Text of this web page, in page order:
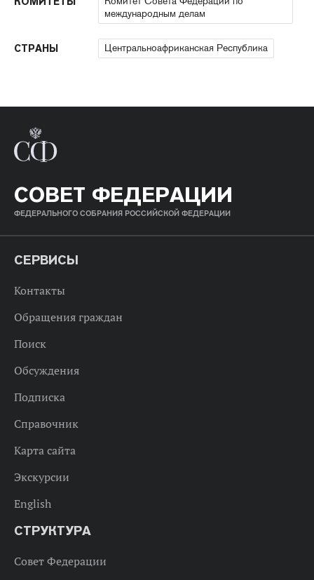
международным делам
СТРАНЫ Центральноафриканская Республика
СОВЕТ ФЕДЕРАЦИИ
ФЕДЕРАЛЬНОГО СОБРАНИЯ РОССИЙСКОЙ ФЕДЕРАЦИИ
СЕРВИСЫ
Контакты
Обращения граждан
Поиск
Обсуждения
Подписка
Справочник
Карта сайта
Экскурсии
English
СТРУКТУРА
Совет Федерации